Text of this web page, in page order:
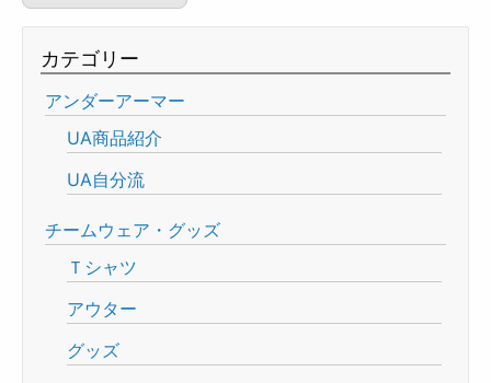
カテゴリー
アンダーアーマー
UA商品紹介
UA自分流
チームウェア・グッズ
Ｔシャツ
アウター
グッズ